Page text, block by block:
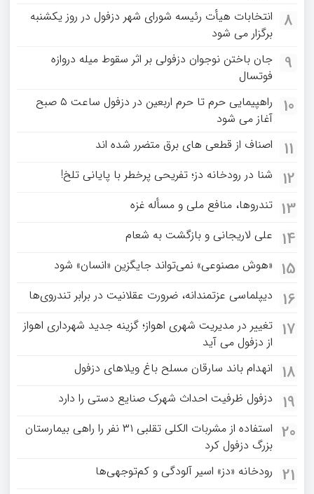
8
انتخابات هیأت رئیسه شورای شهر دزفول در روز یکشنبه
برگزار می شود
9
جان باختن نوجوان دزفولی بر اثر سقوط میله دروازه
فوتسال
10
راهپیمایی حرم تا حرم اربعین در دزفول ساعت ۵ صبح
آغاز می شود
11 اصناف از قطعی های برق متضرر شده اند
12 شنا در رودخانه دز؛ تفریحی پرخطر با پایانی تلخ!
13 تندروها، منافع ملی و مسأله غزه
14 علی لاریجانی و بازگشت به شعام
15 «هوش مصنوعی» نمی‌تواند جایگزین «انسان» شود
16 دیپلماسی عزتمندانه، ضرورت عقلانیت در برابر تندروی‌ها
17 تغییر در مدیریت شهری اهواز؛ گزینه جدید شهرداری اهواز
از دزفول می آید
18 انهدام باند سارقان مسلح باغ‌ ویلاهای دزفول
19 دزفول ظرفیت احداث شهرک صنایع دستی را دارد
20
استفاده از مشربات الکلی تقلبی ۳۱ نفر را راهی بیمارستان
بزرگ دزفول کرد
21 رودخانه «دز» اسیر آلودگی و کم‌توجهی‌ها